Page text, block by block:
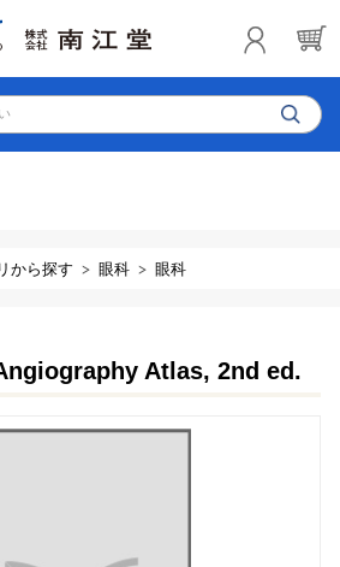
から探す 眼科 眼科
Atlas, 2nd ed.